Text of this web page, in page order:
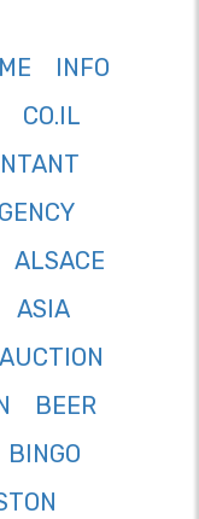
INFO
CO.IL
ALSACE
ASIA
AUCTION
BEER
BINGO